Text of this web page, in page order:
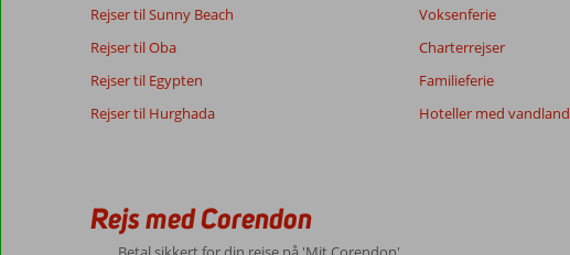
5,0
Kasper
Calviá
Beach:
Det
ved
Service
Pris/kvalitet
Rejser til Sunny Beach
Rejser til Oba
Rejser til Egypten
Rejser til Hurghada
Voksenferie
Charterrejser
Familieferie
Hoteller med vandland
Rejs med Corendon